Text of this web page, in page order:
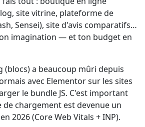
site vitrine, plateforme de
Sensei), site d'avis comparatifs…
imagination — et ton budget en
(blocs) a beaucoup mûri depuis
avec Elementor sur les sites
le bundle JS. C'est important
de chargement est devenue un
2026 (Core Web Vitals + INP).